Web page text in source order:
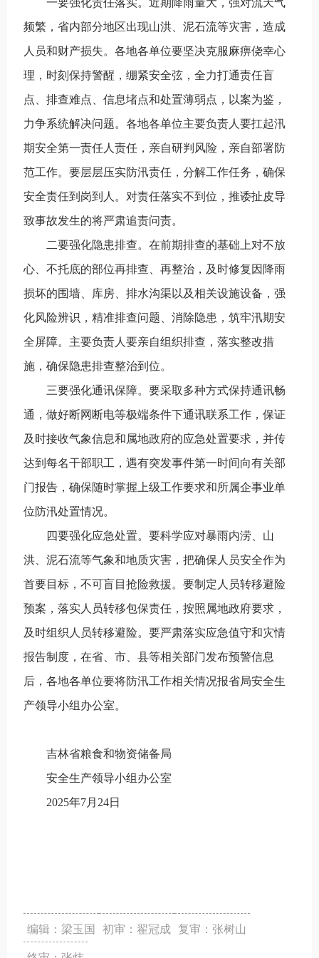
频繁，省内部分地区出现山洪、泥石流等灾害，造成
人员和财产损失。各地各单位要坚决克服麻痹侥幸心
理，时刻保持警醒，绷紧安全弦，全力打通责任盲
点、排查难点、信息堵点和处置薄弱点，以案为鉴，
力争系统解决问题。各地各单位主要负责人要扛起汛
期安全第一责任人责任，亲自研判风险，亲自部署防
范工作。要层层压实防汛责任，分解工作任务，确保
安全责任到岗到人。对责任落实不到位，推诿扯皮导
致事故发生的将严肃追责问责。
二要强化隐患排查。在前期排查的基础上对不放
心、不托底的部位再排查、再整治，及时修复因降雨
损坏的围墙、库房、排水沟渠以及相关设施设备，强
化风险辨识，精准排查问题、消除隐患，筑牢汛期安
全屏障。主要负责人要亲自组织排查，落实整改措
施，确保隐患排查整治到位。
三要强化通讯保障。要采取多种方式保持通讯畅
通，做好断网断电等极端条件下通讯联系工作，保证
及时接收气象信息和属地政府的应急处置要求，并传
达到每名干部职工，遇有突发事件第一时间向有关部
门报告，确保随时掌握上级工作要求和所属企事业单
位防汛处置情况。
四要强化应急处置。要科学应对暴雨内涝、山
洪、泥石流等气象和地质灾害，把确保人员安全作为
首要目标，不可盲目抢险救援。要制定人员转移避险
预案，落实人员转移包保责任，按照属地政府要求，
及时组织人员转移避险。要严肃落实应急值守和灾情
报告制度，在省、市、县等相关部门发布预警信息
后，各地各单位要将防汛工作相关情况报省局安全生
产领导小组办公室。
吉林省粮食和物资储备局
安全生产领导小组办公室
2025年7月24日
编辑：梁玉国 初审：翟冠成 复审：张树山